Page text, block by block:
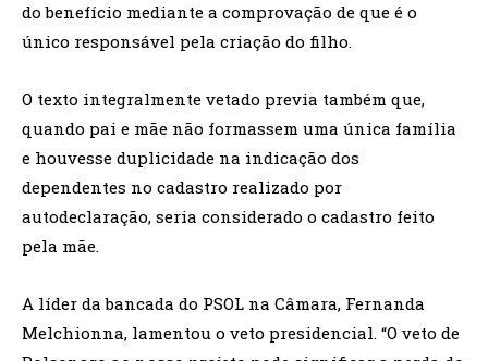
do benefício mediante a comprovação de que é o
único responsável pela criação do filho.
O texto integralmente vetado previa também que,
quando pai e mãe não formassem uma única família
e houvesse duplicidade na indicação dos
dependentes no cadastro realizado por
autodeclaração, seria considerado o cadastro feito
pela mãe.
A líder da bancada do PSOL na Câmara, Fernanda
Melchionna, lamentou o veto presidencial. “O veto de